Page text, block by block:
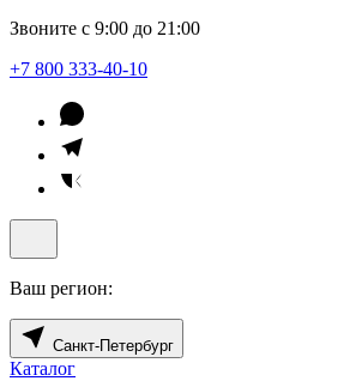
Звоните с 9:00 до 21:00
+7 800 333-40-10
Ваш регион:
Санкт-Петербург
Каталог